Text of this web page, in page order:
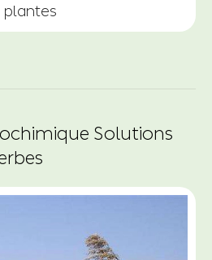
plantes
Solutions